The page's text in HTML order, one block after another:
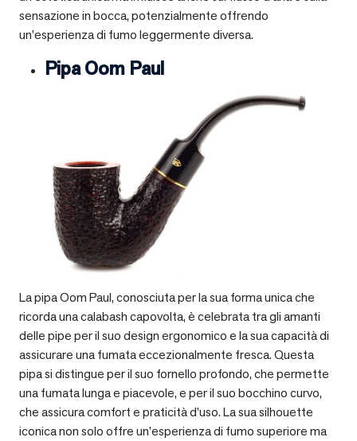
sensazione in bocca, potenzialmente offrendo
un’esperienza di fumo leggermente diversa.
Pipa Oom Paul
La pipa Oom Paul, conosciuta per la sua forma unica che
ricorda una calabash capovolta, è celebrata tra gli amanti
delle pipe per il suo design ergonomico e la sua capacità di
assicurare una fumata eccezionalmente fresca. Questa
pipa si distingue per il suo fornello profondo, che permette
una fumata lunga e piacevole, e per il suo bocchino curvo,
che assicura comfort e praticità d’uso. La sua silhouette
iconica non solo offre un’esperienza di fumo superiore ma